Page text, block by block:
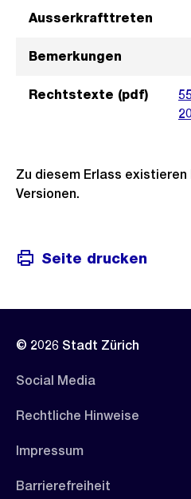
Ausserkrafttreten
Bemerkungen
Rechtstexte (pdf)
Zu diesem Erlass
Versionen.
Seite drucken
© 2026 Stadt Zürich
Social Media
Rechtliche Hinweise
Impressum
Barrierefreiheit